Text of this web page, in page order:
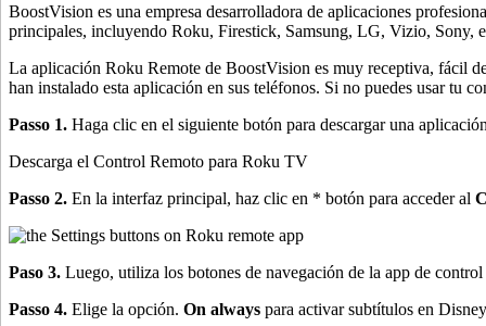
BoostVision es una empresa desarrolladora de aplicaciones
principales, incluyendo Roku, Firestick, Samsung, LG, Vizio, Sony,
La aplicación Roku Remote de BoostVision es muy receptiva, fácil
han instalado esta aplicación en sus teléfonos. Si no puedes usar tu
Passo 1. Haga clic en el siguiente botón para descargar una
Descarga el Control Remoto para Roku TV
Passo 2. En la interfaz principal, haz clic en * botón para acceder al
Paso 3. Luego, utiliza los botones de navegación de la app de
Passo 4. Elige la opción. On always para activar subtítulos en